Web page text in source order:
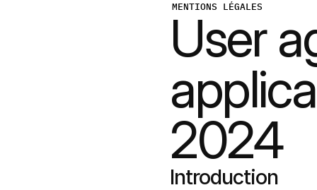
MENTIONS LÉGALES
User
2024
Introduction